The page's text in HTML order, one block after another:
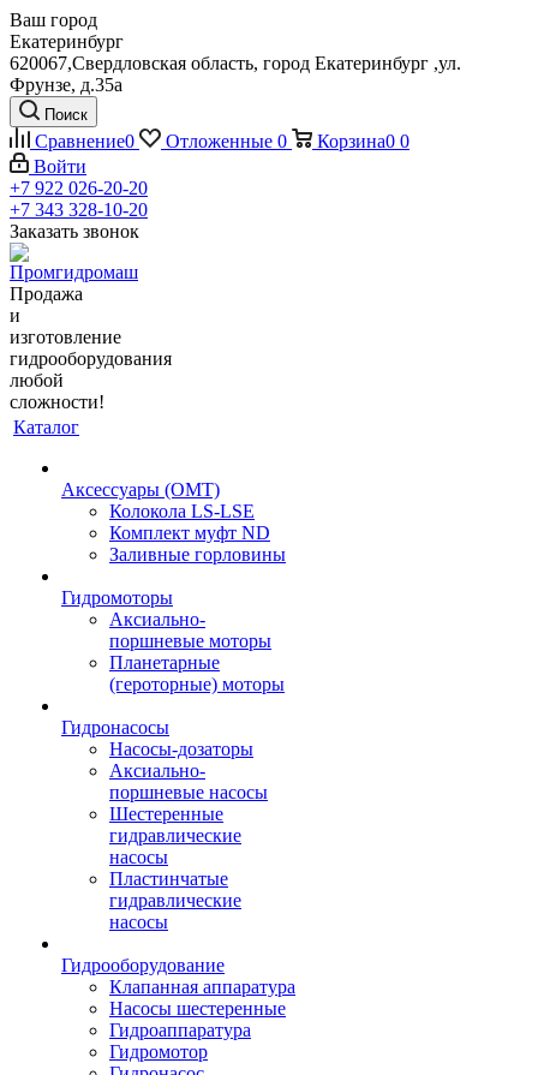
Ваш город
Екатеринбург
620067,Свердловская область, город Екатеринбург ,ул.
Фрунзе, д.35а
Поиск
Сравнение0 Отложенные 0 Корзина0 0
Войти
+7 922 026-20-20
+7 343 328-10-20
Заказать звонок
Продажа
и
изготовление
гидрооборудования
любой
сложности!
Каталог
Аксессуары (OMT)
Колокола LS-LSE
Комплект муфт ND
Заливные горловины
Гидромоторы
Аксиально-
поршневые моторы
Планетарные
(героторные) моторы
Гидронасосы
Насосы-дозаторы
Аксиально-
поршневые насосы
Шестеренные
гидравлические
насосы
Пластинчатые
гидравлические
насосы
Гидрооборудование
Клапанная аппаратура
Насосы шестеренные
Гидроаппаратура
Гидромотор